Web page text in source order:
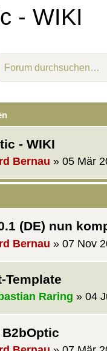
- WIKI
- WIKI
Bernau » 05 Mär
(DE) nun
Bernau » 07 Nov
Template
Raring » 04